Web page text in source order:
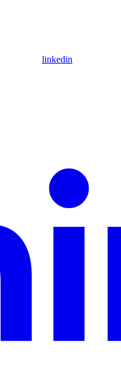
linkedin